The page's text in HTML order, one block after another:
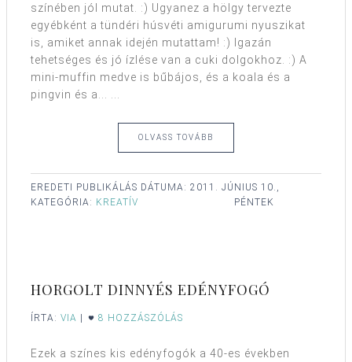
színében jól mutat. :) Ugyanez a hölgy tervezte
egyébként a tündéri húsvéti amigurumi nyuszikat
is, amiket annak idején mutattam! :) Igazán
tehetséges és jó ízlése van a cuki dolgokhoz. :) A
mini-muffin medve is bűbájos, és a koala és a
pingvin és a... ...
OLVASS TOVÁBB
EREDETI PUBLIKÁLÁS DÁTUMA: 2011. JÚNIUS 10.,
PÉNTEK
KATEGÓRIA: KREATÍV
HORGOLT DINNYÉS EDÉNYFOGÓ
ÍRTA: VIA 8 HOZZÁSZÓLÁS
Ezek a színes kis edényfogók a 40-es években